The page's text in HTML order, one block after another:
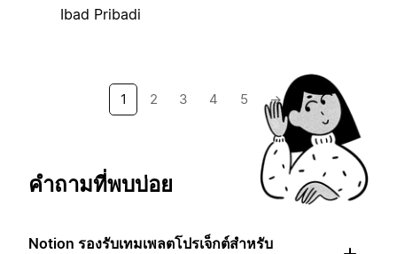
Ibad Pribadi
1 2 3 4 5 →
คำถามที่พบบ่อย
Notion รองรับเทมเพลตโปรเจ็กต์สำหรับ